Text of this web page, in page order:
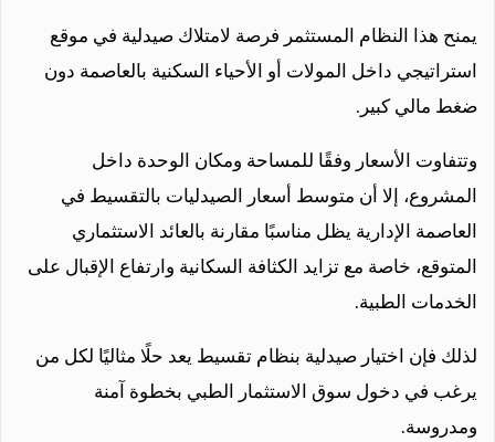
يمنح هذا النظام المستثمر فرصة لامتلاك صيدلية في موقع
استراتيجي داخل المولات أو الأحياء السكنية بالعاصمة دون
ضغط مالي كبير.
وتتفاوت الأسعار وفقًا للمساحة ومكان الوحدة داخل
المشروع، إلا أن متوسط أسعار الصيدليات بالتقسيط في
العاصمة الإدارية يظل مناسبًا مقارنة بالعائد الاستثماري
المتوقع، خاصة مع تزايد الكثافة السكانية وارتفاع الإقبال على
الخدمات الطبية.
لذلك فإن اختيار صيدلية بنظام تقسيط يعد حلًا مثاليًا لكل من
يرغب في دخول سوق الاستثمار الطبي بخطوة آمنة
ومدروسة.